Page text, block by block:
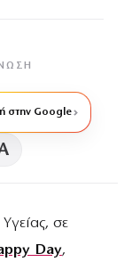
στην Google
σε
Day,